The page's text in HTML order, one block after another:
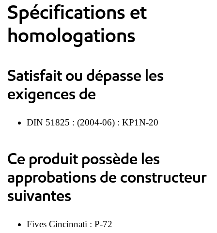
Spécifications et
homologations
Satisfait ou dépasse les
exigences de
DIN 51825 : (2004-06) : KP1N-20
Ce produit possède les
approbations de constructeur
suivantes
Fives Cincinnati : P-72